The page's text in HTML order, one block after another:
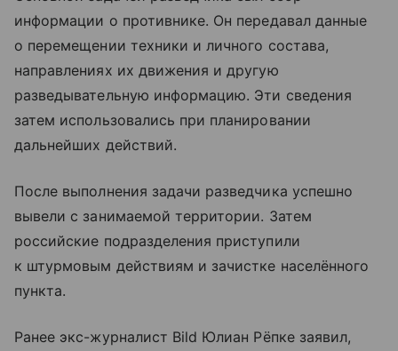
информации о противнике. Он передавал данные
о перемещении техники и личного состава,
направлениях их движения и другую
разведывательную информацию. Эти сведения
затем использовались при планировании
дальнейших действий.
После выполнения задачи разведчика успешно
вывели с занимаемой территории. Затем
российские подразделения приступили
к штурмовым действиям и зачистке населённого
пункта.
Ранее экс-журналист Bild Юлиан Рёпке заявил,